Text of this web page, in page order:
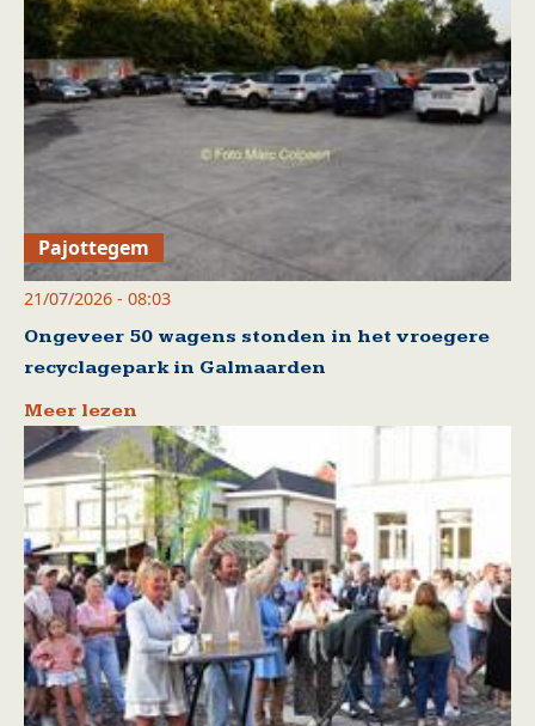
Pajottegem
21/07/2026 - 08:03
Ongeveer 50 wagens stonden in het vroegere
recyclagepark in Galmaarden
Meer lezen